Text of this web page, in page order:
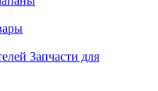
Запчасти для